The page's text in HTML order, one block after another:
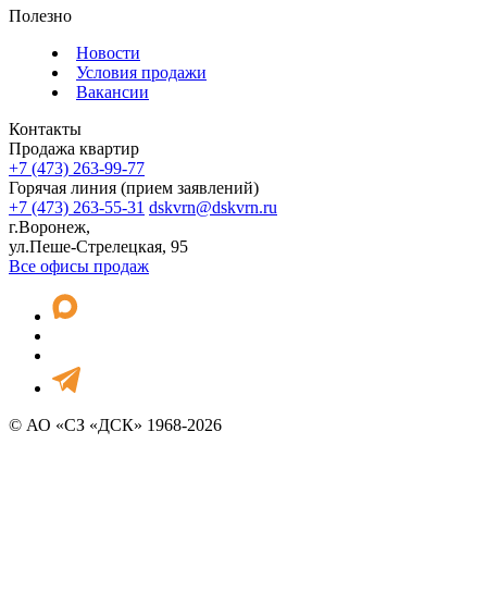
Полезно
Новости
Условия продажи
Вакансии
Контакты
Продажа квартир
+7 (473) 263-99-77
Горячая линия (прием заявлений)
+7 (473) 263-55-31 dskvrn@dskvrn.ru
г.Воронеж,
ул.Пеше-Стрелецкая, 95
Все офисы продаж
© АО «СЗ «ДСК» 1968-2026